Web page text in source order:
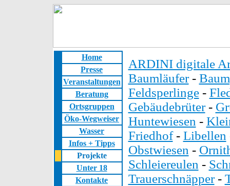
Home
Presse
Veranstaltungen
Beratung
Ortsgruppen
Öko-Wegweiser
Wasser
Infos + Tipps
Projekte
Unter 18
Kontakte
ARDINI digitale
Baumläufer-
Feldsperlinge-
Gebäudebrüter-
Huntewiesen -
Friedhof- Libellen
Obstwiesen -
Schleiereulen -
Trauerschnäpper-